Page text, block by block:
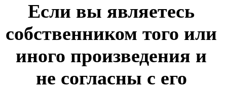
Если вы являетесь
собственником того или
иного произведения и
не согласны с его